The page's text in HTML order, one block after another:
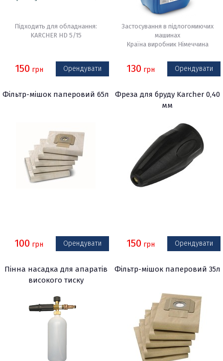
Підходить для обладнання:
KARCHER HD 5/15
150 грн Орендувати
Застосування в підлогомиючих
машинах
Країна виробник Німеччина
130 грн Орендувати
Фільтр-мішок паперовий 65л
100 грн Орендувати
Фреза для бруду Karcher 0,40
мм
150 грн Орендувати
Пінна насадка для апаратів
високого тиску
Фільтр-мішок паперовий 35л